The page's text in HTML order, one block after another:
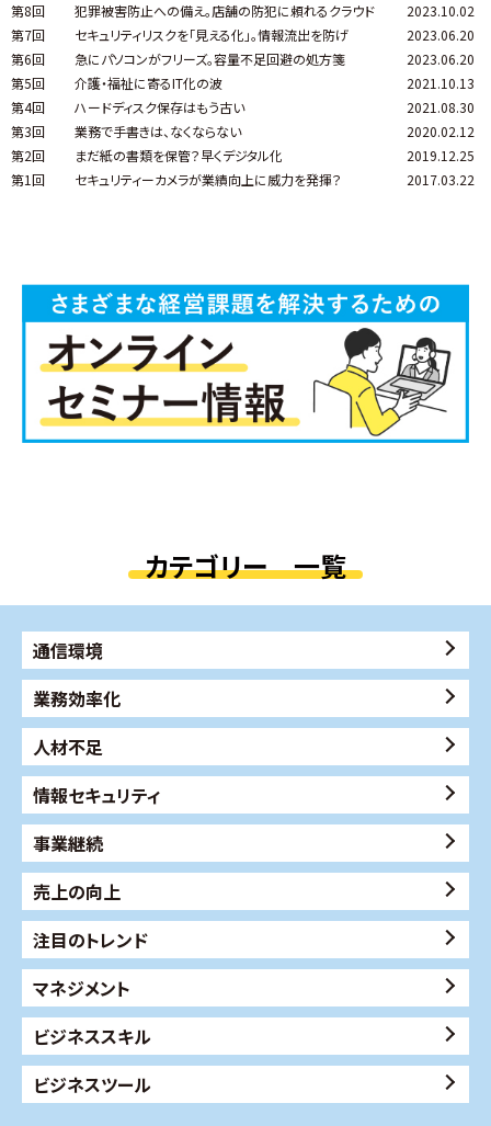
第8回
犯罪被害防止への備え。店舗の防犯に頼れるクラウド
2023.10.02
第7回
セキュリティリスクを「見える化」。情報流出を防げ
2023.06.20
第6回
急にパソコンがフリーズ。容量不足回避の処方箋
2023.06.20
第5回
介護・福祉に寄るIT化の波
2021.10.13
第4回
ハードディスク保存はもう古い
2021.08.30
第3回
業務で手書きは、なくならない
2020.02.12
第2回
まだ紙の書類を保管？早くデジタル化
2019.12.25
第1回
セキュリティーカメラが業績向上に威力を発揮？ 2017.03.22
カテゴリー 一覧
通信環境
業務効率化
人材不足
情報セキュリティ
事業継続
売上の向上
注目のトレンド
マネジメント
ビジネススキル
ビジネスツール